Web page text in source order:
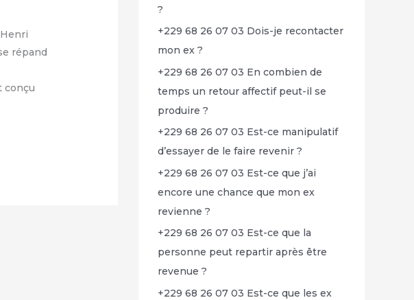
répand
conçu
?
+229 68 26 07 03 Dois-je recontacter
mon ex ?
+229 68 26 07 03 En combien de
temps un retour affectif peut-il se
produire ?
+229 68 26 07 03 Est-ce manipulatif
d’essayer de le faire revenir ?
+229 68 26 07 03 Est-ce que j’ai
encore une chance que mon ex
revienne ?
+229 68 26 07 03 Est-ce que la
personne peut repartir après être
revenue ?
+229 68 26 07 03 Est-ce que les ex